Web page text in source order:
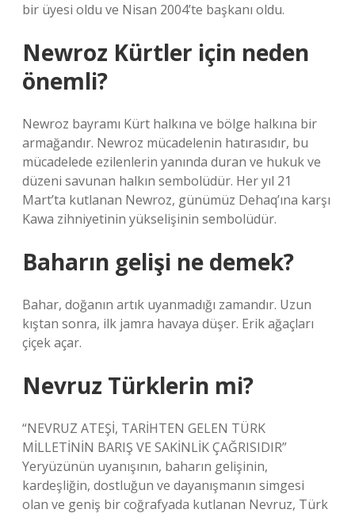
bir üyesi oldu ve Nisan 2004’te başkanı oldu.
Newroz Kürtler için neden
önemli?
Newroz bayramı Kürt halkına ve bölge halkına bir
armağandır. Newroz mücadelenin hatırasıdır, bu
mücadelede ezilenlerin yanında duran ve hukuk ve
düzeni savunan halkın sembolüdür. Her yıl 21
Mart’ta kutlanan Newroz, günümüz Dehaq’ına karşı
Kawa zihniyetinin yükselişinin sembolüdür.
Baharın gelişi ne demek?
Bahar, doğanın artık uyanmadığı zamandır. Uzun
kıştan sonra, ilk jamra havaya düşer. Erik ağaçları
çiçek açar.
Nevruz Türklerin mi?
“NEVRUZ ATEŞİ, TARİHTEN GELEN TÜRK
MİLLETİNİN BARIŞ VE SAKİNLİK ÇAĞRISIDIR”
Yeryüzünün uyanışının, baharın gelişinin,
kardeşliğin, dostluğun ve dayanışmanın simgesi
olan ve geniş bir coğrafyada kutlanan Nevruz, Türk